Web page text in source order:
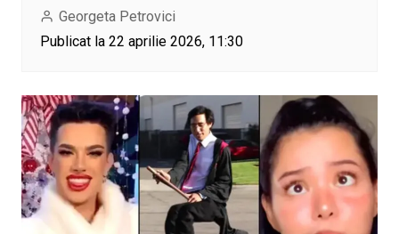
Georgeta Petrovici
Publicat la 22 aprilie 2026, 11:30